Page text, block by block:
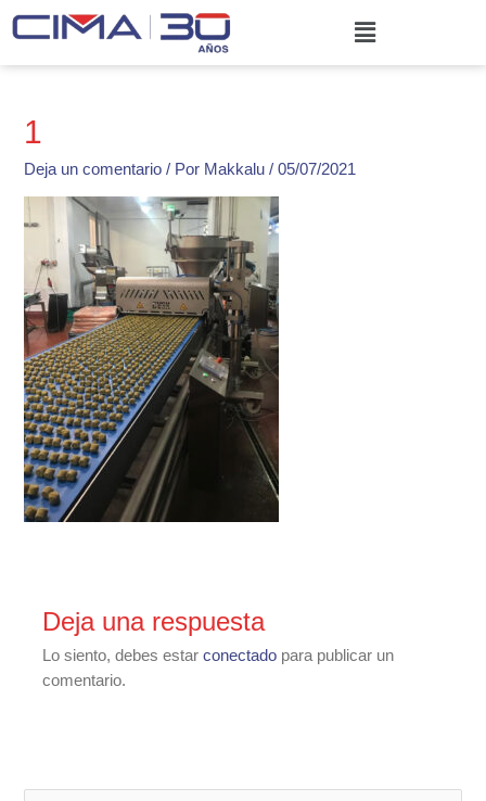
Menú
1
Deja un comentario / Por Makkalu/05/07/2021
Deja una respuesta
Lo siento, debes estarconectado para publicar un
comentario.